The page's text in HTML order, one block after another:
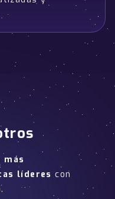
líderes con